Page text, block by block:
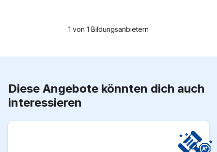
1 von 1 Bildungsanbietern
Diese Angebote könnten dich auch
interessieren